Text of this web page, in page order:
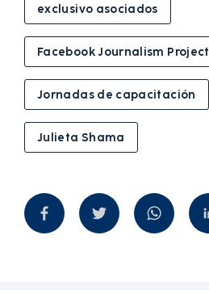
exclusivo asociados
Facebook Journalism Project
Jornadas de capacitación
Julieta Shama